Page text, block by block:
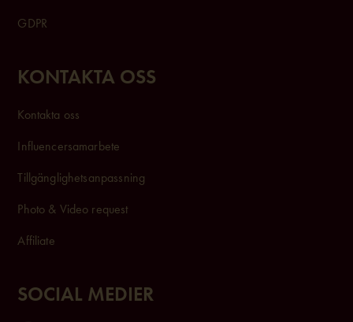
GDPR
KONTAKTA OSS
Kontakta oss
Influencersamarbete
Tillgänglighetsanpassning
Photo & Video request
Affiliate
SOCIAL MEDIER